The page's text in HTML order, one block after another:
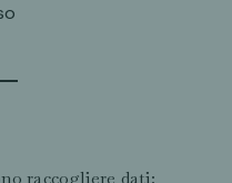
raccogliere dati: